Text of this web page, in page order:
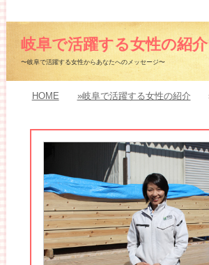
岐阜で活躍する女性の紹介
〜岐阜で活躍する女性からあなたへのメッセージ〜
HOME »岐阜で活躍する女性の紹介